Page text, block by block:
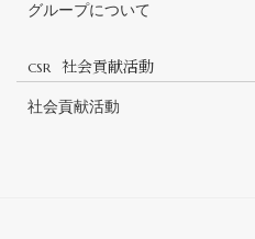
グループについて
CSR 社会貢献活動
社会貢献活動